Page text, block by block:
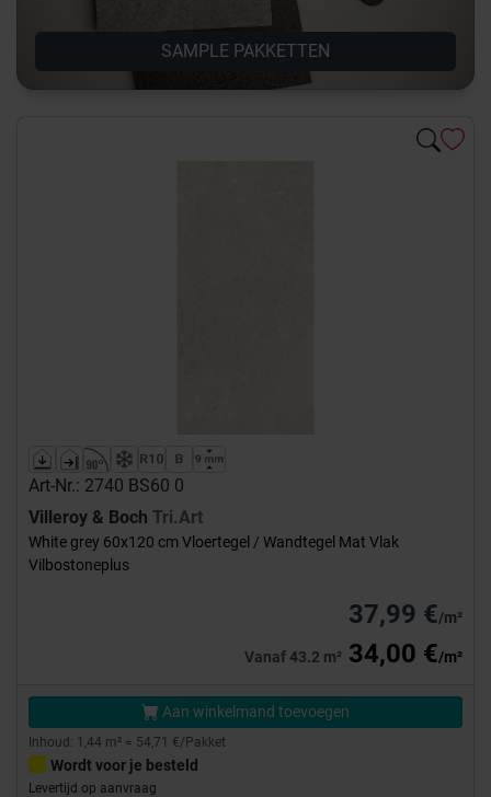
SAMPLE PAKKETTEN
Art-Nr.: 2740 BS60 0
Villeroy & Boch Tri.Art
White grey 60x120 cm Vloertegel / Wandtegel Mat Vlak
Vilbostoneplus
37,99 €/m²
Vanaf 43.2 m² 34,00 €/m²
Aan winkelmand toevoegen
Inhoud: 1,44 m² = 54,71 €/Pakket
Wordt voor je besteld
Levertijd op aanvraag